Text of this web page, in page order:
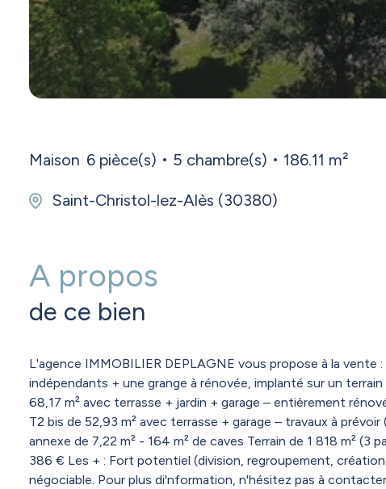
Maison 6 pièce(s) 5 chambre(s) 186.11 m²
Saint-Christol-lez-Alès (30380)
A propos
de ce bien
L'agence IMMOBILIER DEPLAGNE vous propose à la
indépendants + une grange à rénovée, implanté sur un
68,17 m² avec terrasse + jardin + garage – entièrement
T2 bis de 52,93 m² avec terrasse + garage – travaux à
annexe de 7,22 m² - 164 m² de caves Terrain de 1 818 m²
386 € Les + : Fort potentiel (division, regroupement,
négociable. Pour plus di'nformation, n'hésitez pas à